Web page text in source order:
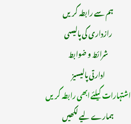
ہم سے رابطہ کریں
رازداری کی پالیسی
شرائط و ضوابط
ادارتی پالیسیز
اشتہارات کیلئے ابھی رابطہ کریں
ہمارے لیے لکھیں